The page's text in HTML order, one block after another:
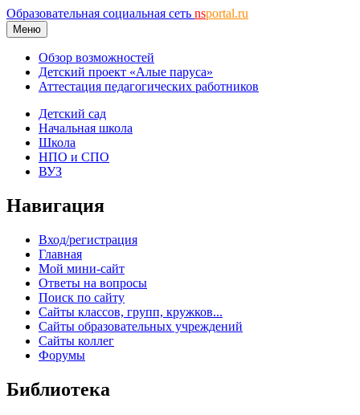
Образовательная социальная сеть nsportal.ru
Меню
Обзор возможностей
Детский проект «Алые паруса»
Аттестация педагогических работников
Детский сад
Начальная школа
Школа
НПО и СПО
ВУЗ
Навигация
Вход/регистрация
Главная
Мой мини-сайт
Ответы на вопросы
Поиск по сайту
Сайты классов, групп, кружков...
Сайты образовательных учреждений
Сайты коллег
Форумы
Библиотека